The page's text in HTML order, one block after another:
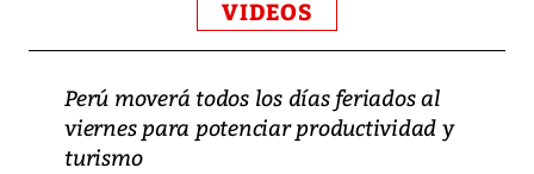
VIDEOS
Perú moverá todos los días feriados al
viernes para potenciar productividad y
turismo